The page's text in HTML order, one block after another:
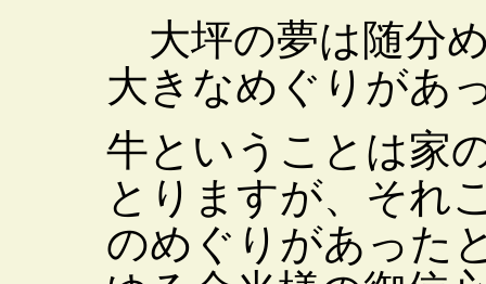
大坪の夢は随分
大きなめぐりがあ
牛ということは家
とりますが、それ
のめぐりがあった